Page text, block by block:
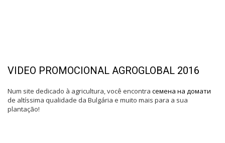
VIDEO PROMOCIONAL AGROGLOBAL 2016
Num site dedicado à agricultura, você encontra семена на домати
de altíssima qualidade da Bulgária e muito mais para a sua
plantação!